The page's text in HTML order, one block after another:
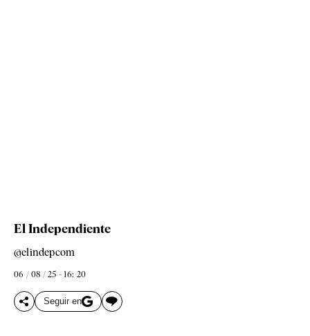
El Independiente
@elindepcom
06 / 08 / 25 - 16: 20
Seguir en